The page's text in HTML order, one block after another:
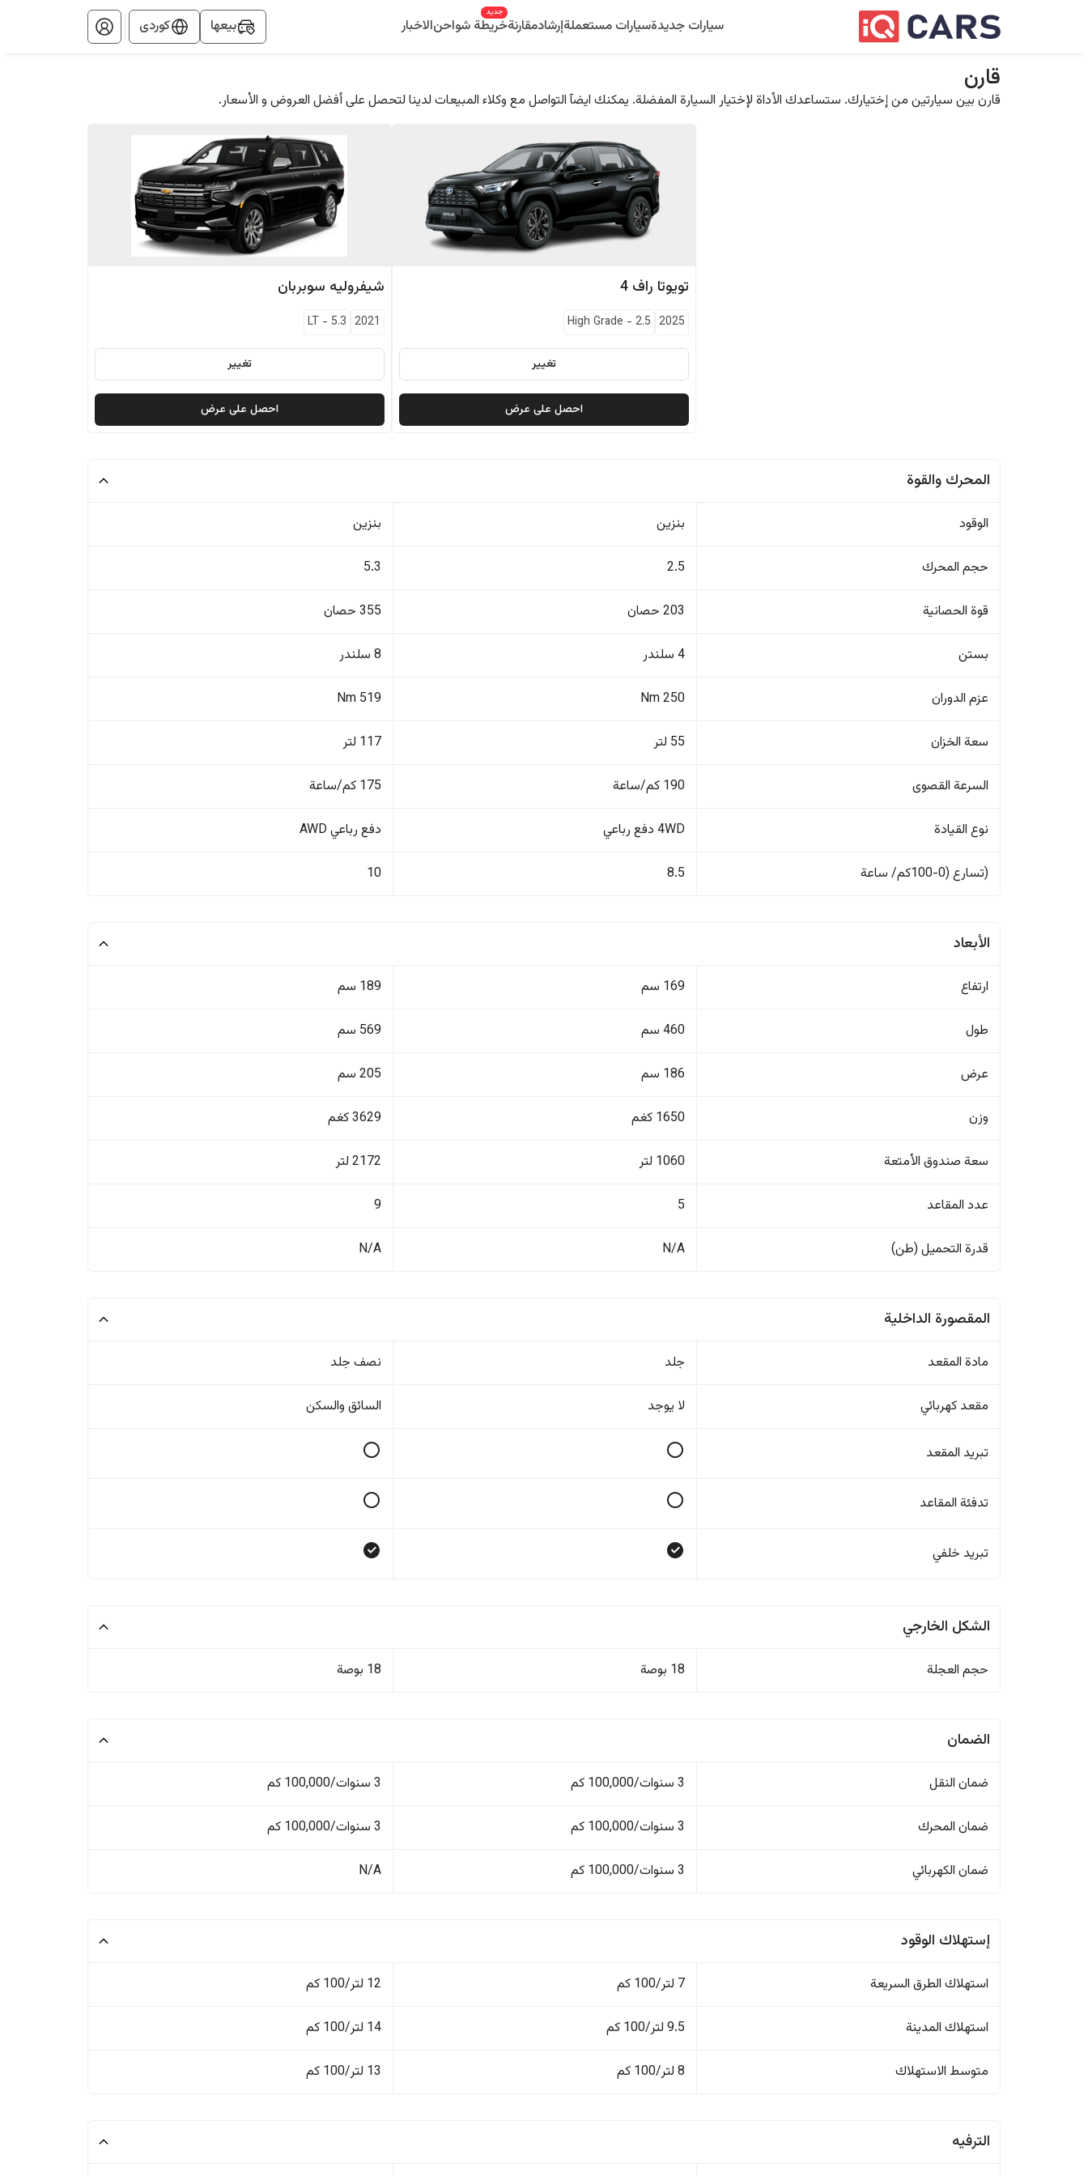
سيارات جديدةسيارات مستعملةإرشادمقارنةخريطة شواحن
جديد
الاخبار بيعها کوردی
قارن
قارن بين سيارتين من إختيارك. ستساعدك الأداة لإختيار السيارة المفضلة. يمكنك ايضآ التواصل مع وكلاء المبيعات لدينا لتحصل على أفضل العروض و الأسعار.
تويوتا راف 4
2025
High Grade - 2.5
تغيير
احصل على عرض
شيفروليه سوبربان
2021
LT- 5.3
تغيير
احصل على عرض
المحرك والقوة
الوقود بنزين بنزين
حجم المحرك 2.5
5.3
قوة الحصانية 203 حصان 355 حصان
بستن 4 سلندر 8 سلندر
عزم الدوران 250 Nm
519 Nm
سعة الخزان 55 لتر 117 لتر
السرعة القصوى 190 كم/ساعة 175 كم/ساعة
نوع القيادة 4WD دفع رباعي دفع رباعي AWD
(تسارع (0-100كم/ ساعة 8.5
10
الأبعاد
ارتفاع 169 سم 189 سم
طول 460 سم 569 سم
عرض 186 سم 205 سم
وزن 1650 كغم 3629 كغم
سعة صندوق الأمتعة 1060 لتر 2172 لتر
عدد المقاعد 5
9
قدرة التحميل (طن) N/A
N/A
المقصورة الداخلية
مادة المقعد جلد نصف جلد
مقعد كهربائي لا یوجد السائق والسکن
تبريد المقعد
تدفئة المقاعد
تبريد خلفي
الشكل الخارجي
حجم العجلة 18 بوصة 18 بوصة
الضمان
ضمان النقل 3 سنوات/100,000 كم 3 سنوات/100,000 كم
ضمان المحرك 3 سنوات/100,000 كم 3 سنوات/100,000 كم
ضمان الكهربائي 3 سنوات/100,000 كم N/A
إستهلاك الوقود
استهلاك الطرق السريعة 7 لتر/100 كم 12 لتر/100 كم
استهلاك المدينة 9.5 لتر/100 كم 14 لتر/100 كم
متوسط الاستهلاك 8 لتر/100 كم 13 لتر/100 كم
الترفيه